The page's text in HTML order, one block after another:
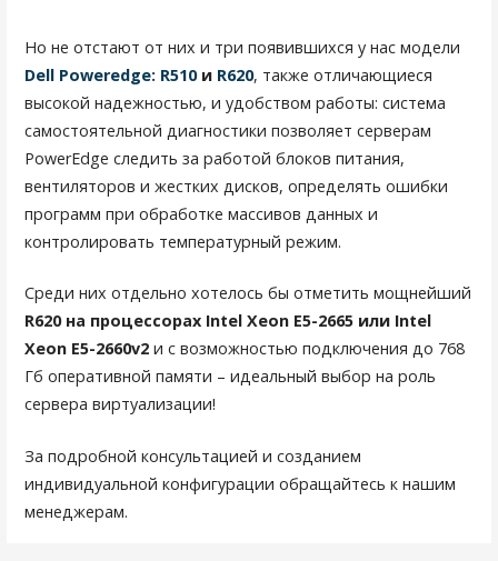
Но не отстают от них и три появившихся у нас модели
Dell Poweredge: R510и R620, также отличающиеся
высокой надежностью, и удобством работы: система
самостоятельной диагностики позволяет серверам
PowerEdge следить за работой блоков питания,
вентиляторов и жестких дисков, определять ошибки
программ при обработке массивов данных и
контролировать температурный режим.
Среди них отдельно хотелось бы отметить мощнейший
R620 на процессорах Intel Xeon E5-2665 или Intel
Xeon E5-2660v2 и с возможностью подключения до 768
Гб оперативной памяти – идеальный выбор на роль
сервера виртуализации!
За подробной консультацией и созданием
индивидуальной конфигурации обращайтесь к нашим
менеджерам.